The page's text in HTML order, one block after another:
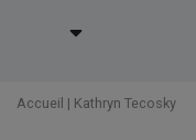
Accueil | Kathryn Tecosky